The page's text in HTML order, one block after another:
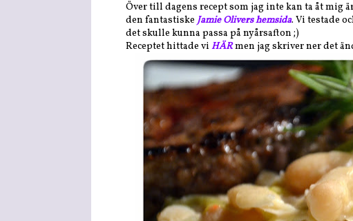
Över till dagens recept som jag inte kan ta åt mig
den fantastiske Jamie Olivers hemsida. Vi testade
det skulle kunna passa på nyårsafton ;)
Receptet hittade vi HÄRmen jag skriver ner det